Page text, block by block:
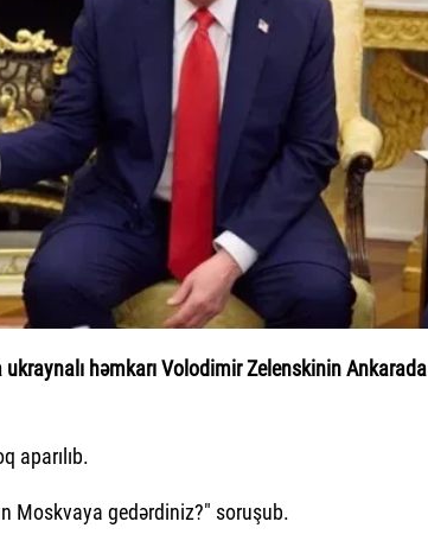
həmkarı Volodimir Zelenskinin Ankarada
aparılıb.
Moskvaya gedərdiniz?" soruşub.